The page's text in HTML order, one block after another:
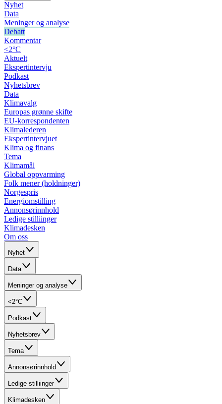
Nyhet
Data
Meninger og analyse
Debatt
Kommentar
<2°C
Aktuelt
Ekspertintervju
Podkast
Nyhetsbrev
Data
Klimavalg
Europas grønne skifte
EU-korrespondenten
Klimalederen
Ekspertintervjuet
Klima og finans
Tema
Klimamål
Global oppvarming
Folk mener (holdninger)
Norgespris
Energiomstilling
Annonsørinnhold
Ledige stilliinger
Klimadesken
Om oss
Nyhet
Data
Meninger og analyse
<2°C
Podkast
Nyhetsbrev
Tema
Annonsørinnhold
Ledige stilliinger
Klimadesken